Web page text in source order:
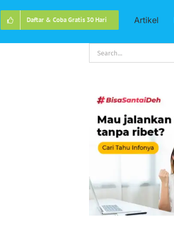
Daftar & Coba Gratis 30 Hari Artikel
Search
for: